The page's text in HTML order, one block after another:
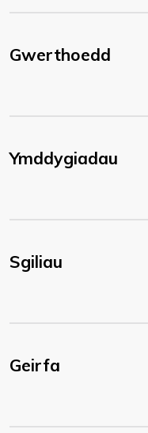
Gwerthoedd
Ymddygiadau
Sgiliau
Geirfa